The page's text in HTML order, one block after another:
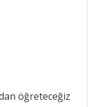
öğreteceğiz